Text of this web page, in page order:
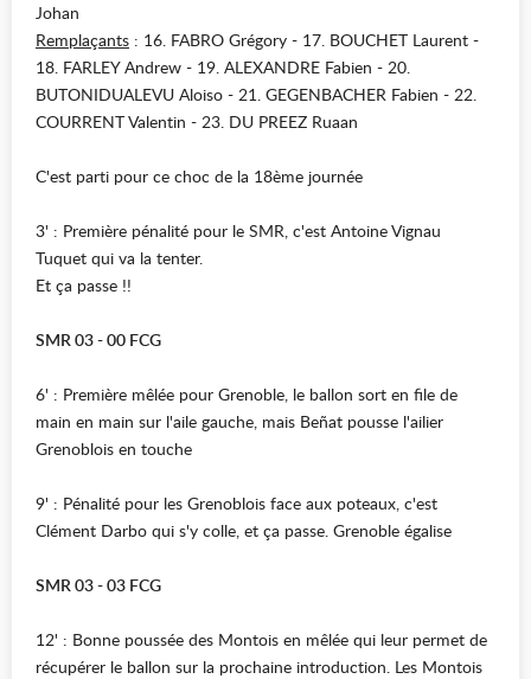
Johan
Remplaçants : 16. FABRO Grégory - 17. BOUCHET Laurent -
18. FARLEY Andrew - 19. ALEXANDRE Fabien - 20.
BUTONIDUALEVU Aloiso - 21. GEGENBACHER Fabien - 22.
COURRENT Valentin - 23. DU PREEZ Ruaan
C'est parti pour ce choc de la 18ème journée
3' : Première pénalité pour le SMR, c'est Antoine Vignau
Tuquet qui va la tenter.
Et ça passe !!
SMR 03 - 00 FCG
6' : Première mêlée pour Grenoble, le ballon sort en file de
main en main sur l'aile gauche, mais Beñat pousse l'ailier
Grenoblois en touche
9' : Pénalité pour les Grenoblois face aux poteaux, c'est
Clément Darbo qui s'y colle, et ça passe. Grenoble égalise
SMR 03 - 03 FCG
12' : Bonne poussée des Montois en mêlée qui leur permet de
récupérer le ballon sur la prochaine introduction. Les Montois